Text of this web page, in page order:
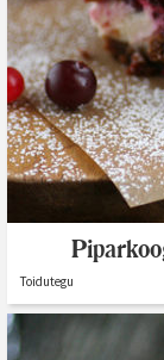
Toidutegu